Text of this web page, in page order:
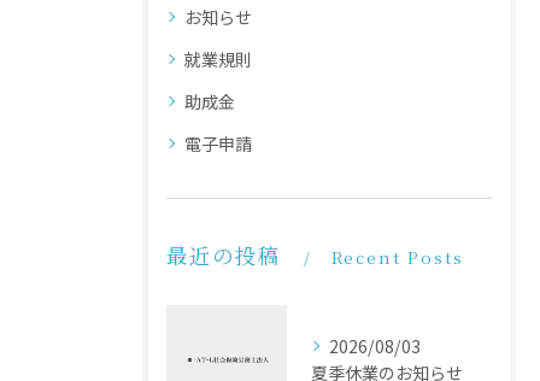
お知らせ
就業規則
助成金
電子申請
最近の投稿 Recent Posts
2026/08/03
夏季休業のお知らせ